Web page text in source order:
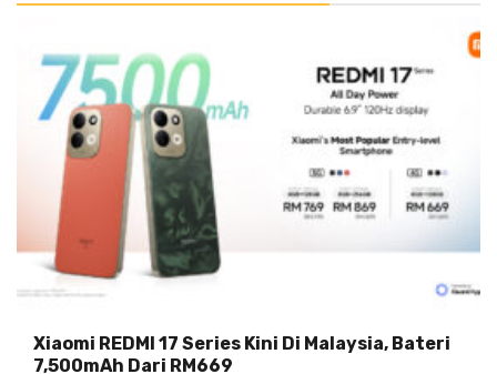
Xiaomi REDMI 17 Series Kini Di Malaysia, Bateri
7,500mAh Dari RM669